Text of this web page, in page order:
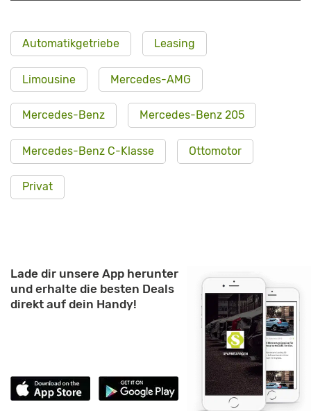
Automatikgetriebe Leasing
Limousine Mercedes-AMG
Mercedes-Benz Mercedes-Benz 205
Mercedes-Benz C-Klasse Ottomotor
Privat
Lade dir unsere App herunter
und erhalte die besten Deals
direkt auf dein Handy!